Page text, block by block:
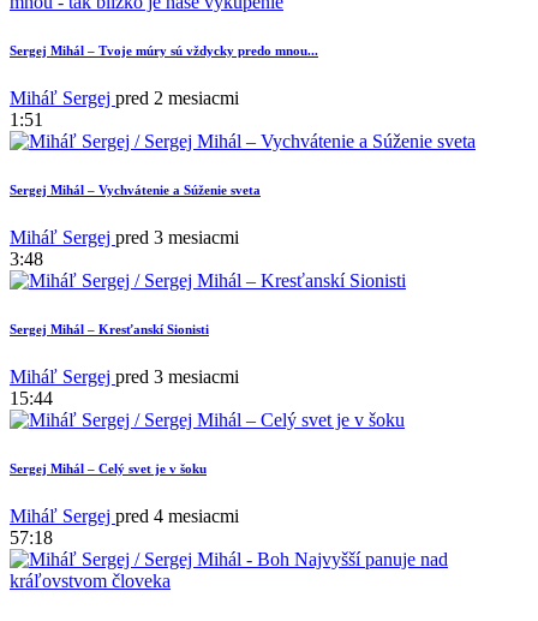
Sergej Mihál – Tvoje múry sú vždycky predo mnou...
Miháľ Sergej pred 2 mesiacmi
1:51
Sergej Mihál – Vychvátenie a Súženie sveta
Miháľ Sergej pred 3 mesiacmi
3:48
Sergej Mihál – Kresťanskí Sionisti
Miháľ Sergej pred 3 mesiacmi
15:44
Sergej Mihál – Celý svet je v šoku
Miháľ Sergej pred 4 mesiacmi
57:18